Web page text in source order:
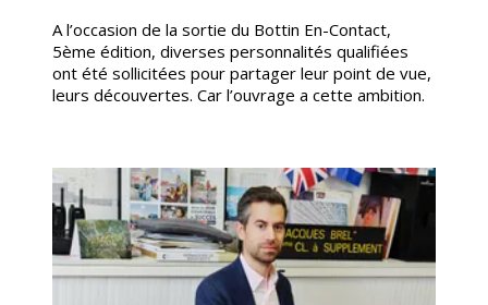
A l’occasion de la sortie du Bottin En-Contact,
5ème édition, diverses personnalités qualifiées
ont été sollicitées pour partager leur point de vue,
leurs découvertes. Car l’ouvrage a cette ambition.